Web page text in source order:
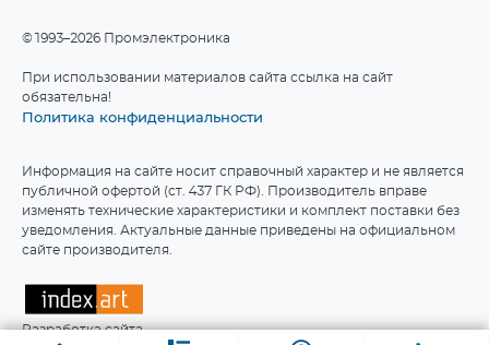
©1993–2026 Промэлектроника
При использовании материалов сайта ссылка на сайт
обязательна!
Политика конфиденциальности
Информация на сайте носит справочный характер и не является
публичной офертой (ст. 437 ГК РФ). Производитель вправе
изменять технические характеристики и комплект поставки без
уведомления. Актуальные данные приведены на официальном
сайте производителя.
Разработка сайта
Мы используем файлы cookie для работы сайта.
Принять